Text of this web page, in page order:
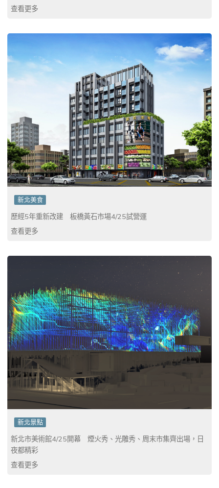
查看更多
新北美食
歷經5年重新改建 板橋黃石市場4/25試營運
查看更多
新北景點
新北市美術館4/25開幕 煙火秀、光雕秀、周末市集齊出場，日
夜都精彩
查看更多